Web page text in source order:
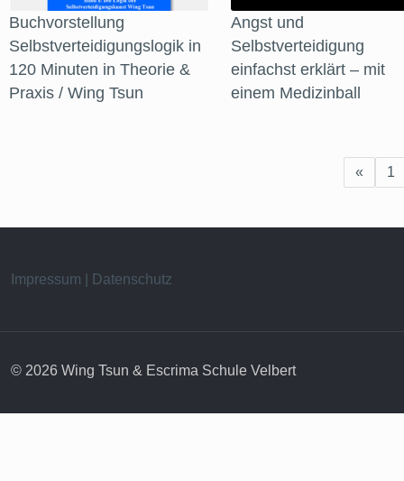
Buchvorstellung
Selbstverteidigungslogik in
120 Minuten in Theorie &
Praxis / Wing Tsun
Angst und
Selbstverteidigung
einfachst erklärt – mit
einem Medizinball
« 1
Impressum | Datenschutz
© 2026 Wing Tsun & Escrima Schule Velbert